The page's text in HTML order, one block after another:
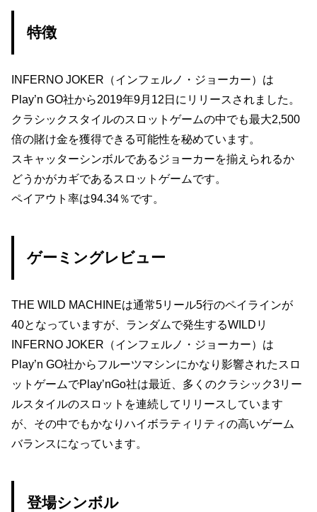
特徴
INFERNO JOKER（インフェルノ・ジョーカー）は
Play’n GO社から2019年9月12日にリリースされました。
クラシックスタイルのスロットゲームの中でも最大2,500
倍の賭け金を獲得できる可能性を秘めています。
スキャッターシンボルであるジョーカーを揃えられるか
どうかがカギであるスロットゲームです。
ペイアウト率は94.34％です。
ゲーミングレビュー
THE WILD MACHINEは通常5リール5行のペイラインが
40となっていますが、ランダムで発生するWILDリ
INFERNO JOKER（インフェルノ・ジョーカー）は
Play’n GO社からフルーツマシンにかなり影響されたスロ
ットゲームでPlay’nGo社は最近、多くのクラシック3リー
ルスタイルのスロットを連続してリリースしています
が、その中でもかなりハイボラティリティの高いゲーム
バランスになっています。
登場シンボル